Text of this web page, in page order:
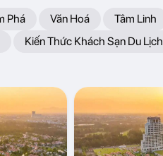
Phá Văn Hoá
Tâm Linh
Kiến Thức Khách Sạn Du Lịch